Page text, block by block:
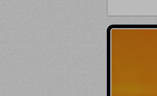
Anden dato